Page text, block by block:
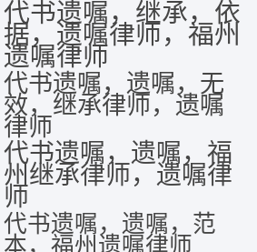
代书遗嘱，继承，依
据，遗嘱律师，福州
遗嘱律师
代书遗嘱，遗嘱，无
效，继承律师，遗嘱
律师
代书遗嘱，遗嘱，福
州继承律师，遗嘱律
师
代书遗嘱，遗嘱，范
本，福州遗嘱律师